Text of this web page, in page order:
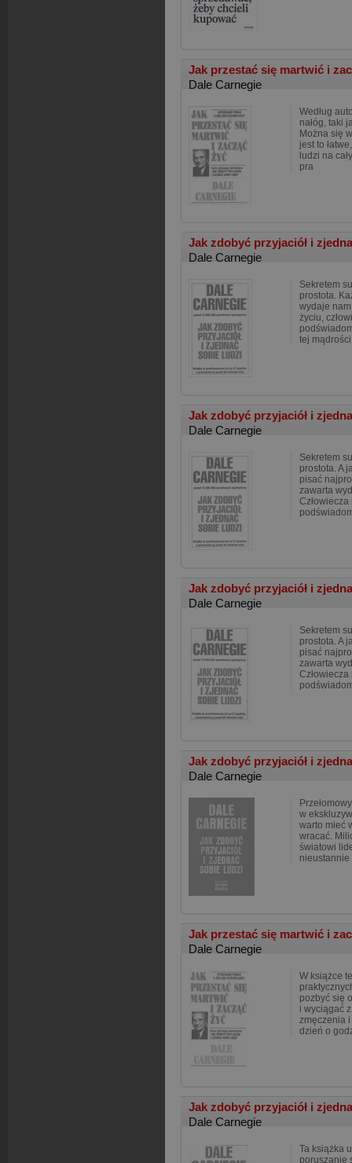
Jak przestać się martwić i
Dale Carnegie
Według
nałóg, taki
Można się
jest to
ludzi na
pra
Jak zdobyć przyjaciół i
Dale Carnegie
Sekretem
prostota.
wydaje
życiu,
tej mądrości
Jak zdobyć przyjaciół i
Dale Carnegie
Sekretem
prostota. A
pisać
zawarta
Jak zdobyć przyjaciół i
Dale Carnegie
Sekretem
prostota. A
pisać
zawarta
Jak zdobyć przyjaciół i
Dale Carnegie
w
warto mieć
wracać.
światowi
nieustannie
Jak przestać się martwić i
Dale Carnegie
W książce
pozbyć się
i wyciągać
zmęczenia i
dzień o
Jak zdobyć przyjaciół i
Dale Carnegie
Ta książka
poruszanie